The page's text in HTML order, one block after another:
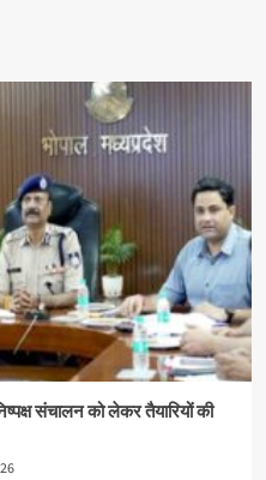
संचालन को लेकर तैयारियों की